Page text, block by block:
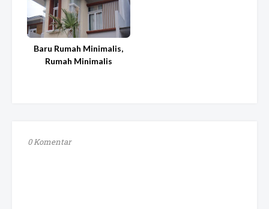
Baru Rumah Minimalis,
Rumah Minimalis
0 Komentar